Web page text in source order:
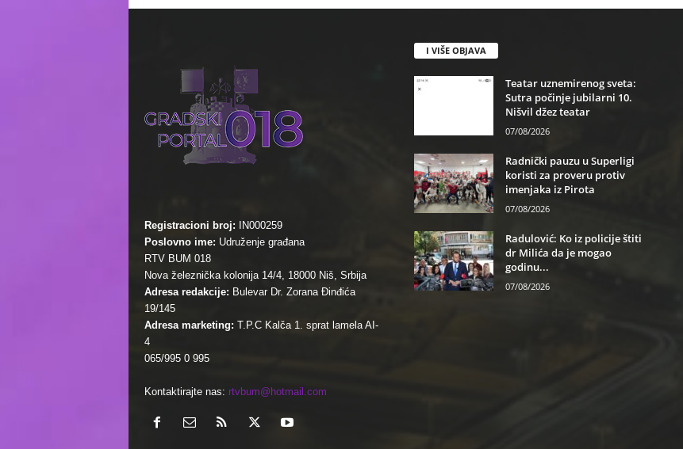
Registracioni broj:
IN000259
Poslovno ime: Udruženje građana
RTV BUM 018
Nova železnička kolonija 14/4, 18000 Niš, Srbija
Adresa redakcije: Bulevar Dr. Zorana Đinđića
19/145
Adresa marketing: T.P.C Kalča 1. sprat lamela AI-
4
065/995 0 995
Kontaktirajte nas: rtvbum@hotmail.com
I VIŠE OBJAVA
Teatar uznemirenog sveta:
Sutra počinje jubilarni 10.
Nišvil džez teatar
07/08/2026
Radnički pauzu u Superligi
koristi za proveru protiv
imenjaka iz Pirota
07/08/2026
Radulović: Ko iz policije štiti
dr Milića da je mogao
godinu...
07/08/2026